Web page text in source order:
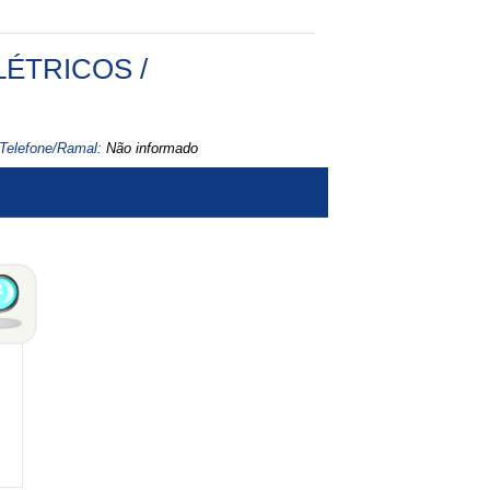
/
Telefone/Ramal: Não informado